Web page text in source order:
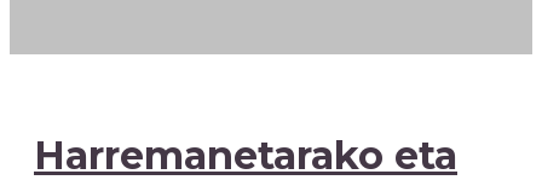
Harremanetarako eta